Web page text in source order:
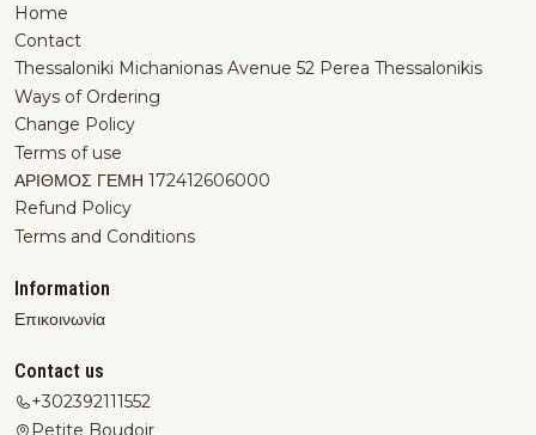
Home
Contact
Thessaloniki Michanionas Avenue 52 Perea Thessalonikis
Ways of Ordering
Change Policy
Terms of use
ΑΡΙΘΜΟΣ ΓΕΜΗ 172412606000
Refund Policy
Terms and Conditions
Information
Επικοινωνία
Contact us
+302392111552
Petite Boudoir